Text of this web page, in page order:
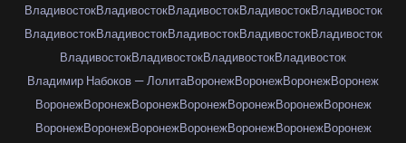
ВладивостокВладивостокВладивостокВладивостокВладивосток
ВладивостокВладивостокВладивостокВладивостокВладивосток
ВладивостокВладивостокВладивостокВладивосток
Владимир Набоков — ЛолитаВоронежВоронежВоронежВоронеж
ВоронежВоронежВоронежВоронежВоронежВоронежВоронеж
ВоронежВоронежВоронежВоронежВоронежВоронежВоронеж